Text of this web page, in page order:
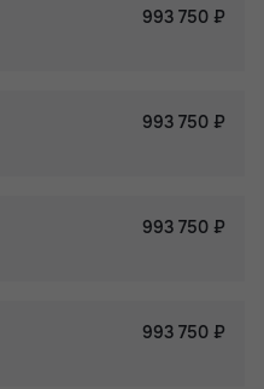
993 750 ₽
993 750 ₽
993 750 ₽
993 750 ₽